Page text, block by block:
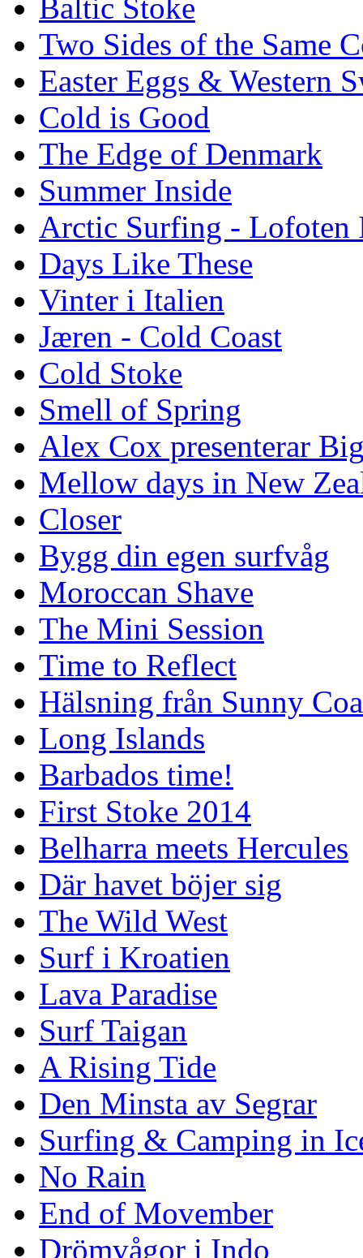
Baltic Stoke
Two Sides of the Same
Easter Eggs & Western
Cold is Good
The Edge of Denmark
Summer Inside
Arctic Surfing - Lofoten
Days Like These
Vinter i Italien
Jæren - Cold Coast
Cold Stoke
Smell of Spring
Alex Cox presenterar
Mellow days in New
Closer
Bygg din egen surfvåg
Moroccan Shave
The Mini Session
Time to Reflect
Hälsning från Sunny
Long Islands
Barbados time!
First Stoke 2014
Belharra meets Hercules
Där havet böjer sig
The Wild West
Surf i Kroatien
Lava Paradise
Surf Taigan
A Rising Tide
Den Minsta av Segrar
Surfing & Camping in
No Rain
End of Movember
Drömvågor i Indo